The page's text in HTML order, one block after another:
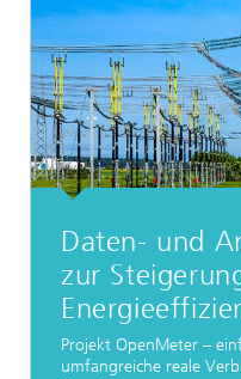
Daten- und
zur
Projekt OpenMeter –
umfangreiche reale